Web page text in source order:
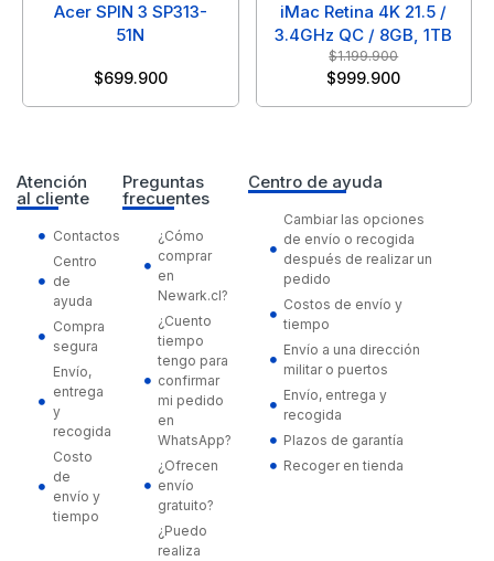
Acer SPIN 3 SP313-
51N
$699.900
iMac Retina 4K 21.5 /
3.4GHz QC / 8GB, 1TB
$1.199.900
$999.900
Atención
al cliente
Contactos
Centro
de
ayuda
Compra
segura
Envío,
entrega
y
recogida
Costo
de
envío y
tiempo
Preguntas
frecuentes
¿Cómo
comprar
en
Newark.cl?
¿Cuento
tiempo
tengo para
confirmar
mi pedido
en
WhatsApp?
¿Ofrecen
envío
gratuito?
¿Puedo
realiza
Centro de ayuda
Cambiar las opciones
de envío o recogida
después de realizar un
pedido
Costos de envío y
tiempo
Envío a una dirección
militar o puertos
Envío, entrega y
recogida
Plazos de garantía
Recoger en tienda